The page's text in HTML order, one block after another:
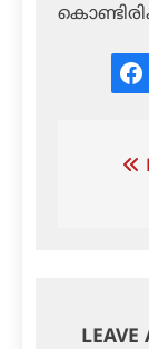
Post
LEAVE